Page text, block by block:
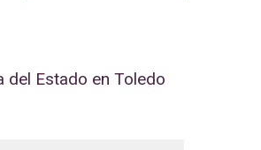
del Estado en Toledo